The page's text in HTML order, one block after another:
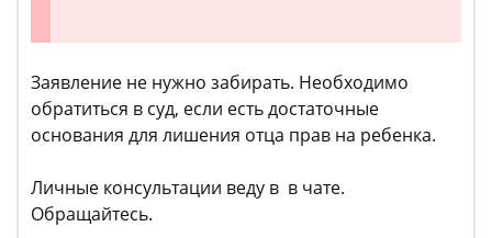
Заявление не нужно забирать. Необходимо
обратиться в суд, если есть достаточные
основания для лишения отца прав на ребенка.
Личные консультации веду в в чате.
Обращайтесь.